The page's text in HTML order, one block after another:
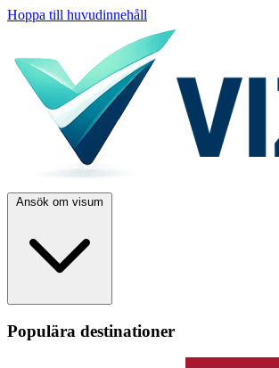
Hoppa till huvudinnehåll
Ansök om visum
Populära destinationer